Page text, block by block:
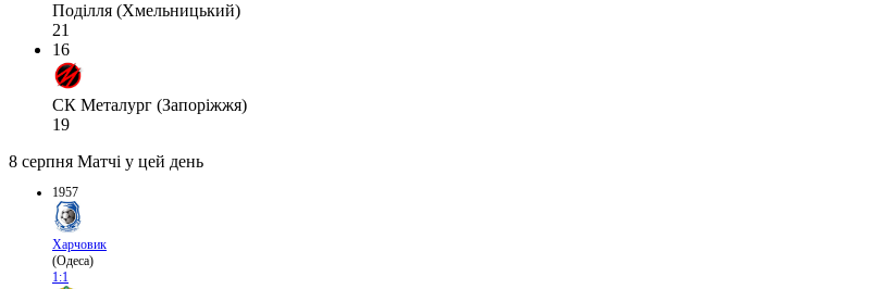
Поділля (Хмельницький)
21
16
СК Металург (Запоріжжя)
19
8 серпня Матчі у цей день
1957
Харчовик
(Одеса)
1:1